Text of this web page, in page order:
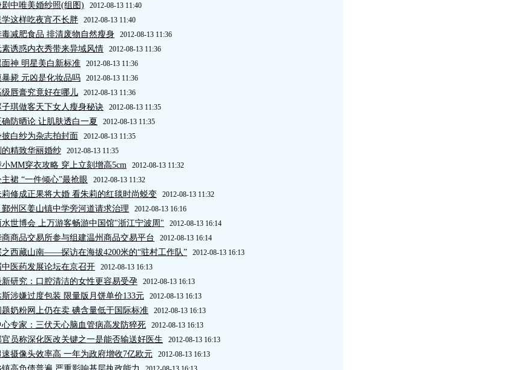
中唯美婚纱照(组图) 2012-08-13 11:40
学这样吃夜宵不长胖 2012-08-13 11:40
毒减肥食品 排清废物自然瘦身 2012-08-13 11:36
诱惑内衣秀带来异域风情 2012-08-13 11:36
神 明星美白新标准 2012-08-13 11:36
毙 元凶是化妆品吗 2012-08-13 11:36
唇膏究竟好在哪儿 2012-08-13 11:36
琪做客天下女人瘦身秘诀 2012-08-13 11:35
确防晒论 让肌肤透白一夏
2012-08-13 11:35
白纱为杂志拍封面 2012-08-13 11:35
精致华丽婚纱 2012-08-13 11:35
小MM穿衣攻略 穿上立刻增高5cm 2012-08-13 11:32
主裙 “一件倾心”最抢眼 2012-08-13 11:32
莉修成正果将大婚 看朱莉的红毯时尚蜕变 2012-08-13 11:32
鄞州区姜山镇中学旁河道请求治理 2012-08-13 16:16
水世博会 上万游客畅游中国馆"浙江宁波周" 2012-08-13 16:14
商品交易所参与组建温州商品交易平台 2012-08-13 16:14
之西藏山南——探访在海拔4200米的“驻村工作队” 2012-08-13 16:13
医药发展论坛在京召开 2012-08-13 16:13
新研究：口腔清洁的女性更容易受孕 2012-08-13 16:13
涉嫌过度包装 限量版月饼单价133元 2012-08-13 16:13
题奶粉网上仍在卖 碘含量低于国际标准 2012-08-13 16:13
专家：三伏天心脑血管病高发防猝死 2012-08-13 16:13
员称深化医改关键之一是能否输送好医生 2012-08-13 16:13
摄像头效率高 一年为政府增收7亿欧元 2012-08-13 16:13